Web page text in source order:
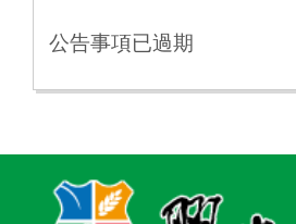
公告事項已過期